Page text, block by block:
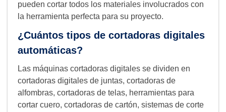
pueden cortar todos los materiales involucrados con
la herramienta perfecta para su proyecto.
¿Cuántos tipos de cortadoras digitales
automáticas?
Las máquinas cortadoras digitales se dividen en
cortadoras digitales de juntas, cortadoras de
alfombras, cortadoras de telas, herramientas para
cortar cuero, cortadoras de cartón, sistemas de corte